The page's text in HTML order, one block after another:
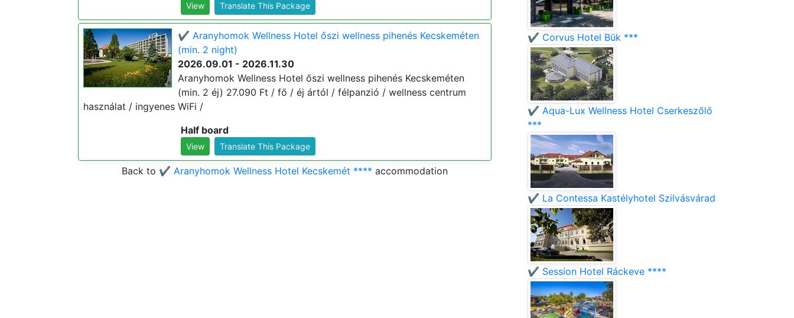
View Translate This Package
✔️ Aranyhomok Wellness Hotel őszi wellness pihenés Kecskeméten
(min. 2 night)
2026.09.01 - 2026.11.30
Aranyhomok Wellness Hotel őszi wellness pihenés Kecskeméten
(min. 2 éj) 27.090 Ft / fő / éj ártól / félpanzió / wellness centrum
használat / ingyenes WiFi /
Half board
View Translate This Package
Back to ✔️ Aranyhomok Wellness Hotel Kecskemét **** accommodation
✔️ Corvus Hotel Bük ***
✔️ Aqua-Lux Wellness Hotel Cserkeszőlő
***
✔️ La Contessa Kastélyhotel Szilvásvárad
✔️ Session Hotel Ráckeve ****